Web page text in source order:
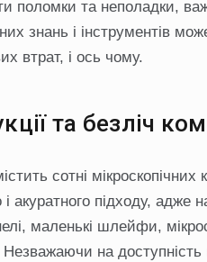
поломки та неполадки,
знань і інструментів
втрат, і ось чому.
та безліч
сотні мікроскопічних
акуратного підходу,
маленькі шлейфи,
на доступність